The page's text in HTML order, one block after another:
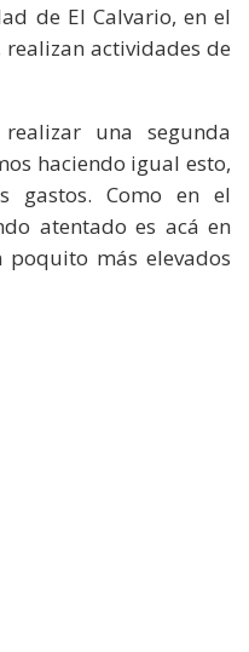
de El Calvario, en el
actividades de
una segunda
haciendo igual esto,
gastos. Como en el
atentado es acá en
poquito más elevados